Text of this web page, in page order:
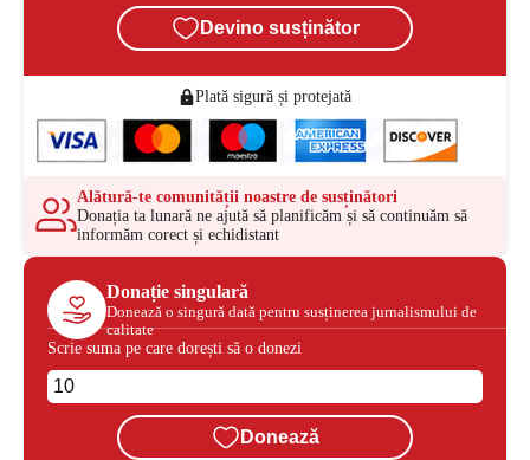
Devino susținător
Plată sigură și protejată
Alătură-te comunității noastre de susținători
Donația ta lunară ne ajută să planificăm și să continuăm să
informăm corect și echidistant
Donație singulară
Donează o singură dată pentru susținerea jurnalismului de
calitate
Scrie suma pe care dorești să o donezi
Donează